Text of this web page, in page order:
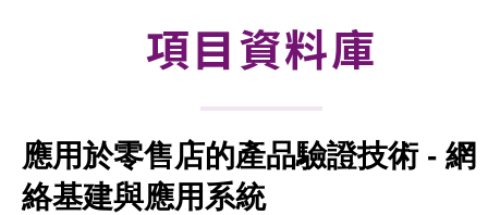
徵求研發項目計劃書
項目夥伴
項目資料庫
應用於零售店的產品驗證技術 - 網
絡基建與應用系統